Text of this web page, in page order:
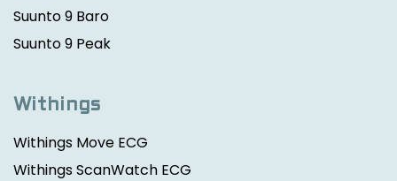
Suunto 9 Baro
Suunto 9 Peak
Withings
Withings Move ECG
Withings ScanWatch ECG